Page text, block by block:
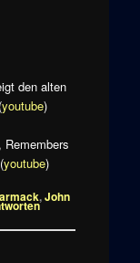
den alten
youtube)
youtube)
,John